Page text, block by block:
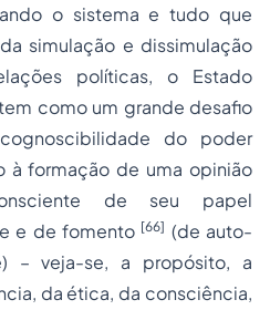
o sistema e tudo que
simulação e dissimulação
políticas, o Estado
como um grande desafio
do poder
formação de uma opinião
de seu papel
e de fomento [66] (de auto-
– veja-se, a propósito, a
da ética, da consciência,